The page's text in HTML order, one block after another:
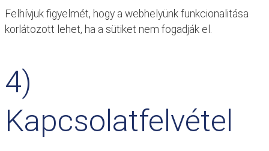
Felhívjuk figyelmét, hogy a webhelyünk funkcionalitása
korlátozott lehet, ha a sütiket nem fogadják el.
4)
Kapcsolatfelvétel